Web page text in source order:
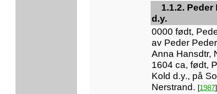
1.1.2.
d.y.
0000 født,
av Peder
Anna Hansdtr,
1604 ca, født,
Kold d.y., på
Nerstrand. [1987]